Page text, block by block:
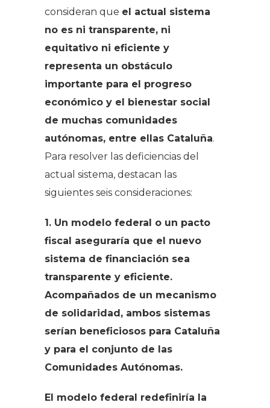
consideran que el actual sistema
no es ni transparente, ni
equitativo ni eficiente y
representa un obstáculo
importante para el progreso
económico y el bienestar social
de muchas comunidades
autónomas, entre ellas Cataluña.
Para resolver las deficiencias del
actual sistema, destacan las
siguientes seis consideraciones:
1. Un modelo federal o un pacto
fiscal aseguraría que el nuevo
sistema de financiación sea
transparente y eficiente.
Acompañados de un mecanismo
de solidaridad, ambos sistemas
serían beneficiosos para Cataluña
y para el conjunto de las
Comunidades Autónomas.
El modelo federal redefiniría la